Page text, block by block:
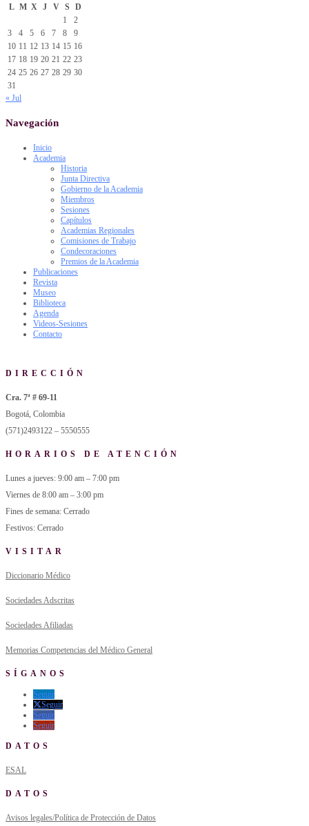
L M X J V S
D
1
2
3
4 5 6 7 8
9
10 11 12 13 14 15 16
17 18 19 20 21 22 23
24 25 26 27 28 29 30
31
« Jul
Navegación
Inicio
Academia
Historia
Junta Directiva
Gobierno de la Academia
Miembros
Sesiones
Capítulos
Academias Regionales
Comisiones de Trabajo
Condecoraciones
Premios de la Academia
Publicaciones
Revista
Museo
Biblioteca
Agenda
Videos-Sesiones
Contacto
DIRECCIÓN
Cra. 7ª # 69-11
Bogotá, Colombia
(571)2493122 – 5550555
HORARIOS DE ATENCIÓN
Lunes a jueves: 9:00 am – 7:00 pm
Viernes de 8:00 am – 3:00 pm
Fines de semana: Cerrado
Festivos: Cerrado
VISITAR
Diccionario Médico
Sociedades Adscritas
Sociedades Afiliadas
Memorias Competencias del Médico General
SÍGANOS
Seguir
Seguir
Seguir
Seguir
DATOS
ESAL
DATOS
Avisos legales/Política de Protección de Datos